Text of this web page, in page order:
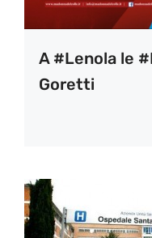
A #Lenola le
Goretti